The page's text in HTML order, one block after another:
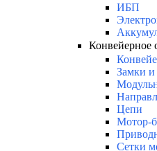
ИБП
Конвейерное
Замки и
Цепи
Мотор-
Сетки